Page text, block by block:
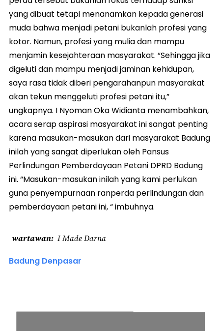
yang dibuat tetapi menanamkan kepada generasi
muda bahwa menjadi petani bukanlah profesi yang
kotor. Namun, profesi yang mulia dan mampu
menjamin kesejahteraan masyarakat. “Sehingga jika
digeluti dan mampu menjadi jaminan kehidupan,
saya rasa tidak diberi pengarahanpun masyarakat
akan tekun menggeluti profesi petani itu,”
ungkapnya. I Nyoman Oka Widianta menambahkan,
acara serap aspirasi masyarakat ini sangat penting
karena masukan-masukan dari masyarakat Badung
inilah yang sangat diperlukan oleh Pansus
Perlindungan Pemberdayaan Petani DPRD Badung
ini. “Masukan-masukan inilah yang kami perlukan
guna penyempurnaan ranperda perlindungan dan
pemberdayaan petani ini, “ imbuhnya.
wartawan I Made Darna
Badung Denpasar